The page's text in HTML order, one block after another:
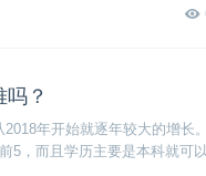
？
年开始就逐年较大的增长
5，而且学历主要是本科就可